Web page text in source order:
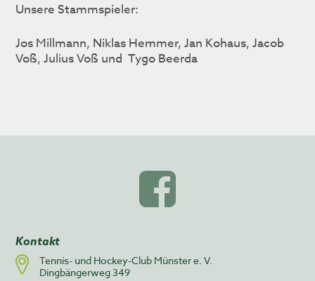
Unsere Stammspieler:
Jos Millmann, Niklas Hemmer, Jan Kohaus, Jacob
Voß, Julius Voß und Tygo Beerda
Kontakt
Tennis- und Hockey-Club Münster e. V.
Dingbängerweg 349